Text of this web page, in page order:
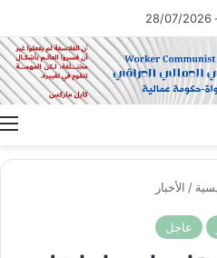
/ الأخبار
عاجل